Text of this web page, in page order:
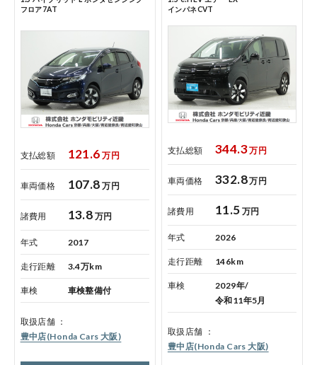
点検・整備のご予約
各店舗へのお問い合わせ
フロア7AT
支払総額 121.6 万円
車両価格 107.8 万円
諸費用 13.8 万円
年式 2017
走行距離 3.4万km
車検 車検整備付
取扱店舗
豊中店(Honda Cars 大阪)
インパネCVT
支払総額 344.3万円
車両価格 332.8万円
諸費用 11.5 万円
年式 2026
走行距離 146km
車検
2029年/
令和11年5月
取扱店舗
豊中店(Honda Cars 大阪)